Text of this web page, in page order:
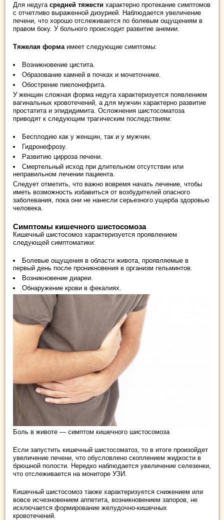
Для недуга средней тяжести характерно протекание симптомов
с отчетливо выраженной дизурией. Наблюдается увеличение
печени, что хорошо отслеживается по болевым ощущениям в
правом боку. У больного происходит развитие анемии.
Тяжелая форма имеет следующие симптомы:
Возникновение цистита.
Образование камней в почках и мочеточнике.
Обострение пиелонефрита.
У женщин сложная форма недуга характеризуется появлением
вагинальных кровотечений, а для мужчин характерно развитие
простатита и эпидидимита. Осложнения шистосоматоза
приводят к следующим трагическим последствиям:
Бесплодию как у женщин, так и у мужчин.
Гидронефрозу.
Развитию цирроза печени.
Смертельный исход при длительном отсутствии или
неправильном лечении пациента.
Следует отметить, что важно вовремя начать лечение, чтобы
иметь возможность избавиться от возбудителей опасного
заболевания, пока они не нанесли серьезного ущерба здоровью
человека.
Симптомы кишечного шистосомоза
Кишечный шистосомоз характеризуется проявлением
следующей симптоматики:
Болевые ощущения в области живота, проявляемые в
первый день после проникновения в организм гельминтов.
Возникновение диареи.
Обнаружение крови в фекалиях.
Боль в животе — симптом кишечного шистосомоза
Если запустить кишечный шистосоматоз, то в итоге произойдет
увеличение печени, что обусловлено скоплением жидкости в
брюшной полости. Нередко наблюдается увеличение селезенки,
что отслеживается на мониторе УЗИ.
Кишечный шистосомоз также характеризуется снижением или
вовсе исчезновением аппетита, возникновением запоров, не
исключается формирование желудочно-кишечных
кровотечений.